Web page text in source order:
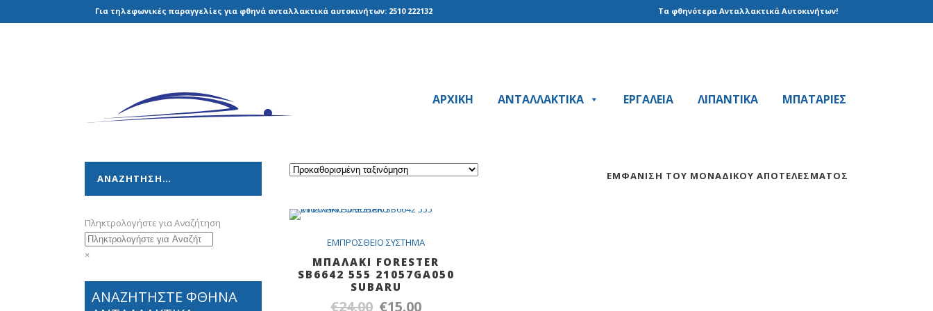
Για τηλεφωνικές παραγγελίες για φθηνά ανταλλακτικά αυτοκινήτων: 2510 222132 Τα φθηνότερα Ανταλλακτικά Αυτοκινήτων!
ΑΡΧΙΚΗ ΑΝΤΑΛΛΑΚΤΙΚΑ EPΓAΛΕΙΑ ΛΙΠΑΝΤΙΚΑ ΜΠΑΤΑΡΙΕΣ
ΑΝΑΖΗΤΗΣΗ…
Πληκτρολογήστε για Αναζήτηση
×
ΑΝΑΖΗΤΗΣΤΕ ΦΘΗΝΑ
ΕΜΦΆΝΙΣΗ ΤΟΥ ΜΟΝΑΔΙΚΟΎ ΑΠΟΤΕΛΈΣΜΑΤΟΣ
SALE
Out Of Stock
EMΠPOΣΘEIO ΣYΣTHMA
MΠΑΛΑΚΙ FORESTER
SB6642 555 21057GA050
SUBARU
€24.00 Original
€15.00Η